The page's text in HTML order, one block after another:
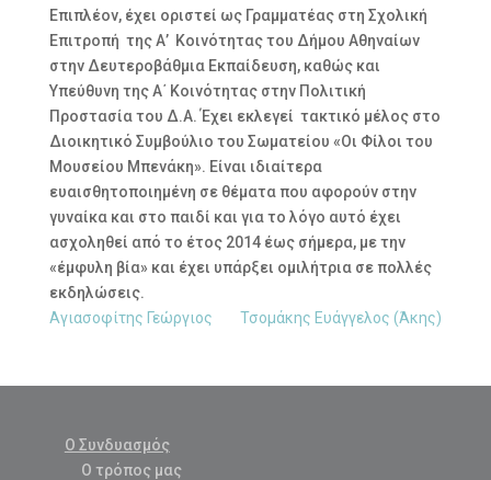
Επιπλέον, έχει οριστεί ως Γραμματέας στη Σχολική
Επιτροπή της Α’ Κοινότητας του Δήμου Αθηναίων
στην Δευτεροβάθμια Εκπαίδευση, καθώς και
Υπεύθυνη της Α΄ Κοινότητας στην Πολιτική
Προστασία του Δ.Α. Έχει εκλεγεί τακτικό μέλος στο
Διοικητικό Συμβούλιο του Σωματείου «Οι Φίλοι του
Μουσείου Μπενάκη». Είναι ιδιαίτερα
ευαισθητοποιημένη σε θέματα που αφορούν στην
γυναίκα και στο παιδί και για το λόγο αυτό έχει
ασχοληθεί από το έτος 2014 έως σήμερα, με την
«έμφυλη βία» και έχει υπάρξει ομιλήτρια σε πολλές
εκδηλώσεις.
Αγιασοφίτης Γεώργιος
Τσομάκης Ευάγγελος (Άκης)
Ο Συνδυασμός
Ο τρόπος μας